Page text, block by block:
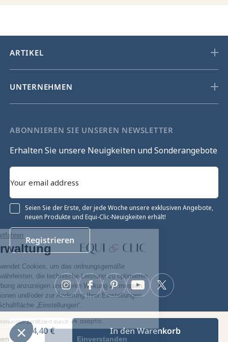
Ohne Einwilligung fortfahren
Cookie-Verwaltung
Unsere Website verwendet Cookies, um das ordnungsgemäße
Funktionieren zu gewährleisten, die technische Leistung zu optimieren
sowie relevante Werbung anzuzeigen und deren Wirkung zu messen.
Für weitere Informationen und/oder zur Änderung Ihrer Einstellungen
klicken Sie auf die Schaltfläche „Einstellungen“.
Zustimmungen zertifiziert durch
Einstellungen
24,40 € In den Warenkorb
ARTIKEL
UNTERNEHMEN
ABONNIEREN SIE UNSEREN NEWSLETTER
Erhalten Sie unsere Neuigkeiten und Sonderangebote
Seien Sie der Erste, der jede Woche unsere exklusiven Angebote,
neuen Produkte und Equi-Clic-Neuigkeiten erhält!
Registrieren
Facebook Twitter
YouTube
Pinterest
Instagram
Equiclic © 2026